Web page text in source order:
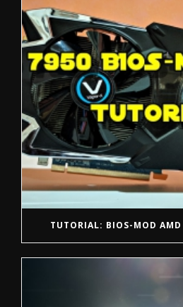
TUTORIAL: BIOS-MOD